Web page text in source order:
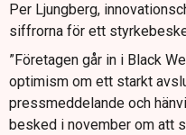
Per Ljungberg,
siffrorna för ett
”Företagen går in i Black
optimism om ett starkt
pressmeddelande och
besked i november om att